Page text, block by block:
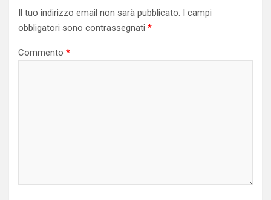
Il tuo indirizzo email non sarà pubblicato. I campi
obbligatori sono contrassegnati *
Commento *